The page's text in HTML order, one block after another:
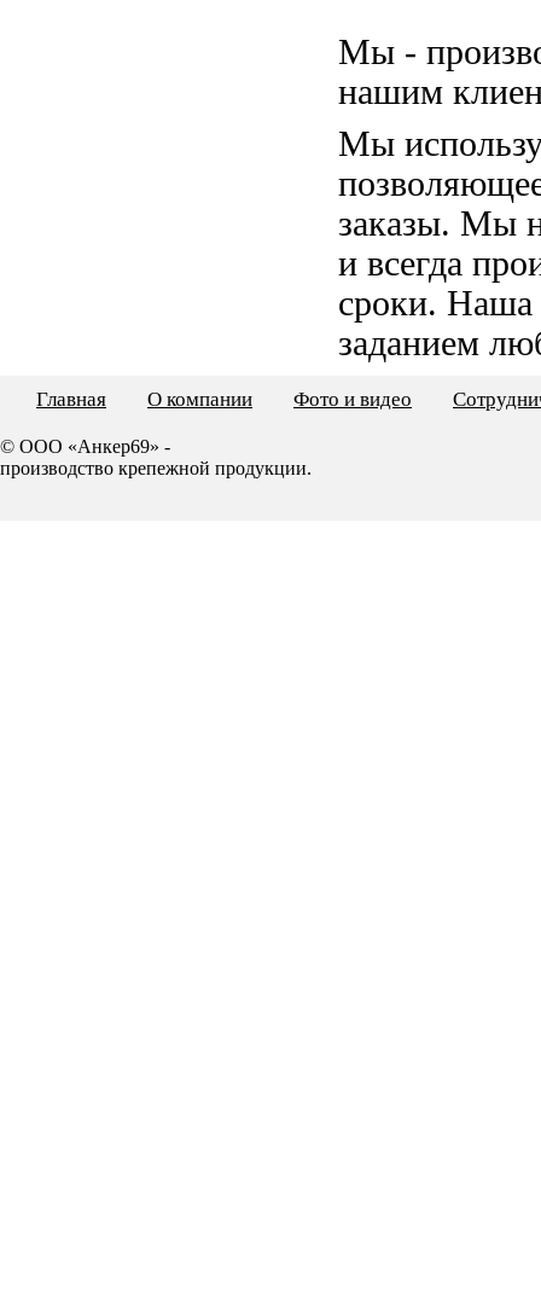
Мы -
нашим
Мы
заказы. Мы
и всегда
сроки. Наша
заданием
Главная О компании Фото и видео
© ООО «Анкер69» -
производство крепежной продукции.